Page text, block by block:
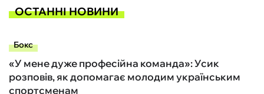
ОСТАННІ НОВИНИ
Бокс
«У мене дуже професійна команда»: Усик
розповів, як допомагає молодим українським
спортсменам